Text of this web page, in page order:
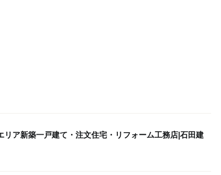
ア新築一戸建て・注文住宅・リフォーム工務店|石田建